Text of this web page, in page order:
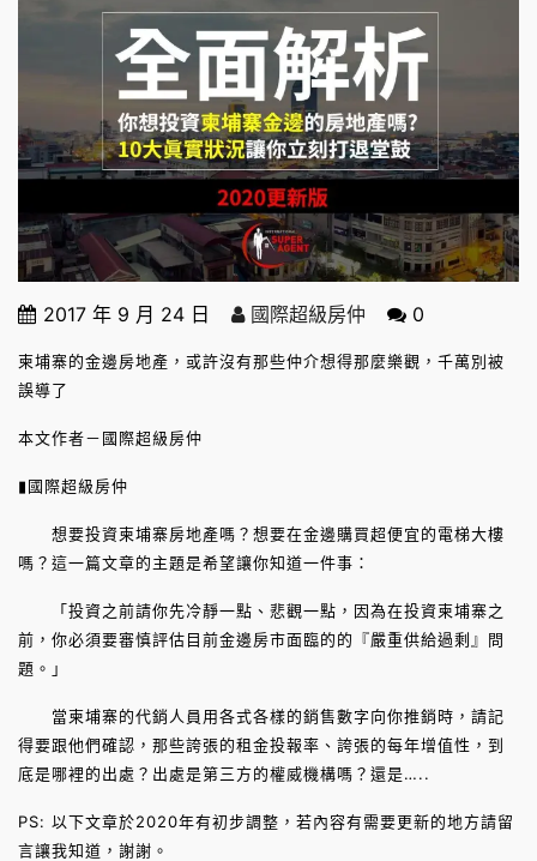
2017 年 9 月 24 日 國際超級房仲 0
柬埔寨的金邊房地產，或許沒有那些仲介想得那麼樂觀，千萬別被
誤導了
本文作者－國際超級房仲
▮國際超級房仲
想要投資柬埔寨房地產嗎？想要在金邊購買超便宜的電梯大樓
嗎？這一篇文章的主題是希望讓你知道一件事：
「投資之前請你先冷靜一點、悲觀一點，因為在投資柬埔寨之
前，你必須要審慎評估目前金邊房市面臨的的『嚴重供給過剩』問
題。」
當柬埔寨的代銷人員用各式各樣的銷售數字向你推銷時，請記
得要跟他們確認，那些誇張的租金投報率、誇張的每年增值性，到
底是哪裡的出處？出處是第三方的權威機構嗎？還是…..
PS: 以下文章於2020年有初步調整，若內容有需要更新的地方請留
言讓我知道，謝謝。